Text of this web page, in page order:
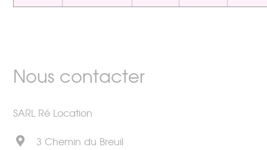
Nous contacter
SARL Ré Location
3 Chemin du Breuil